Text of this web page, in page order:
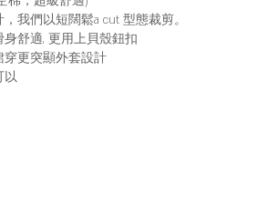
我們以短闊鬆a cut 型態裁剪。
舒適, 更用上貝殼鈕扣
穿更突顯外套設計
以